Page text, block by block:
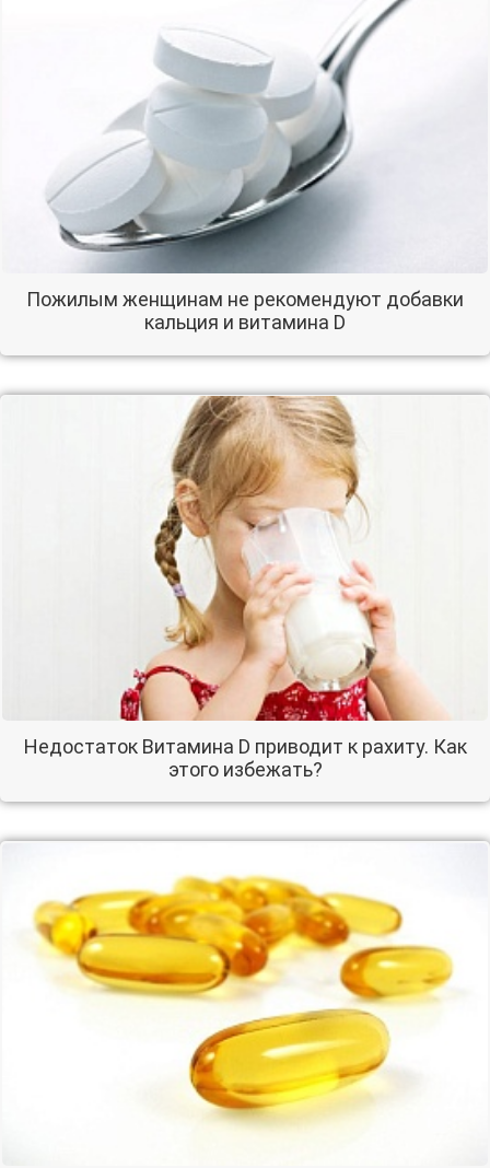
Пожилым женщинам не рекомендуют добавки
кальция и витамина D
Недостаток Витамина D приводит к рахиту. Как
этого избежать?